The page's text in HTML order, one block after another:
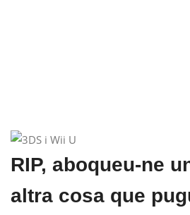
RIP, aboqueu-ne
altra cosa que